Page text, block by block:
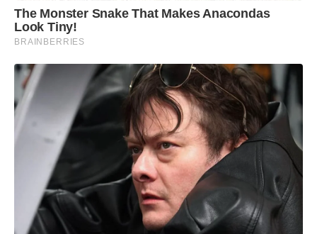
The Monster Snake That Makes Anacondas
Look Tiny!
BRAINBERRIES